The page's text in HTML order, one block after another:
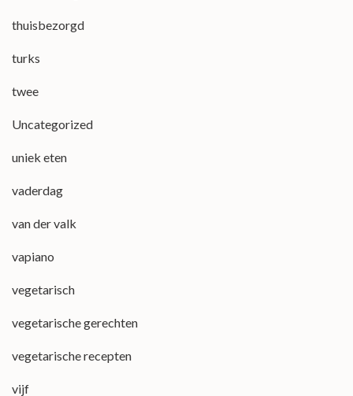
thuisbezorgd
turks
twee
Uncategorized
uniek eten
vaderdag
van der valk
vapiano
vegetarisch
vegetarische gerechten
vegetarische recepten
vijf